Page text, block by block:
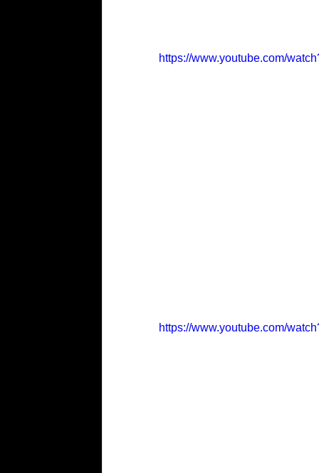
https://www.youtube.com/
https://www.youtube.com/